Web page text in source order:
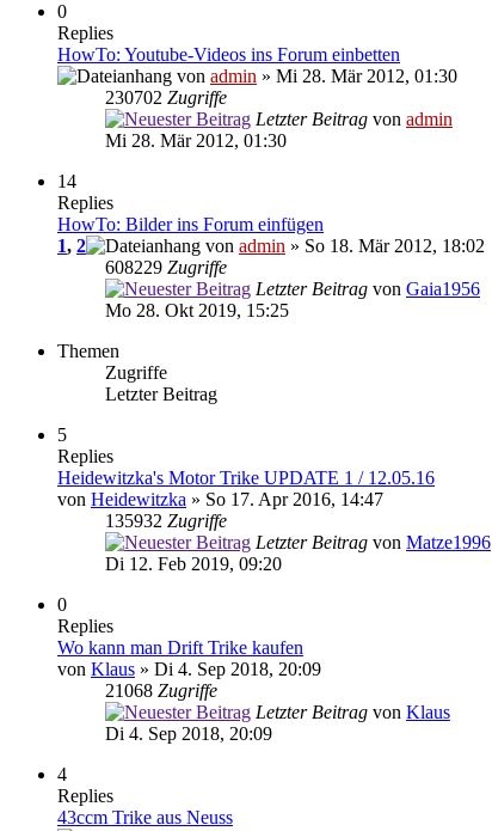
0
Replies
HowTo: Youtube-Videos ins Forum einbetten
von admin » Mi 28. Mär 2012, 01:30
230702 Zugriffe
Letzter Beitrag von admin
Mi 28. Mär 2012, 01:30
14
Replies
HowTo: Bilder ins Forum einfügen
1, 2 von admin » So 18. Mär 2012, 18:02
608229 Zugriffe
Letzter Beitrag von Gaia1956
Mo 28. Okt 2019, 15:25
Themen
Zugriffe
Letzter Beitrag
5
Replies
Heidewitzka's Motor Trike UPDATE 1 / 12.05.16
von Heidewitzka » So 17. Apr 2016, 14:47
135932 Zugriffe
Letzter Beitrag von Matze1996
Di 12. Feb 2019, 09:20
0
Replies
Wo kann man Drift Trike kaufen
von Klaus » Di 4. Sep 2018, 20:09
21068 Zugriffe
Letzter Beitrag von Klaus
Di 4. Sep 2018, 20:09
4
Replies
43ccm Trike aus Neuss